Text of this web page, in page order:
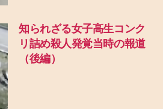
知られざる女子高生コンク
リ詰め殺人発覚当時の報道
（後編）